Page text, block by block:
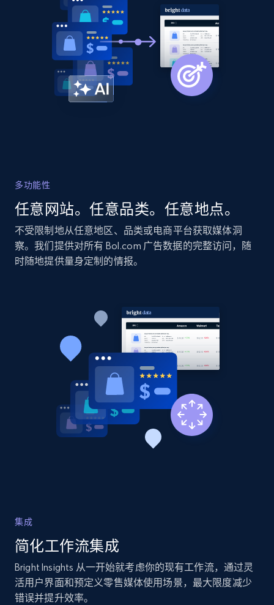
URL, Domain, Country code, Model number,
Sku, Product id, Product name, Manufacturer,
and more.
2.1K+ 355+ 立即开始
Sku, Product id, Product name, Manufacturer,
and more.
2.1K+ 355+ 立即开始
price, Currency, Availability, Reviews count, and
2.1K+ 375+ 立即开始
Amazon products global dataset - Collects
products by specific category URL
Amazon products global dataset -
Collecting products by keyword search
多功能性
任意网站。任意品类。任意地点。
不受限制地从任意地区、品类或电商平台获取媒体洞
察。我们提供对所有 Bol.com 广告数据的完整访问，随
时随地提供量身定制的情报。
集成
简化工作流集成
Bright Insights 从一开始就考虑你的现有工作流，通过灵
活用户界面和预定义零售媒体使用场景，最大限度减少
错误并提升效率。